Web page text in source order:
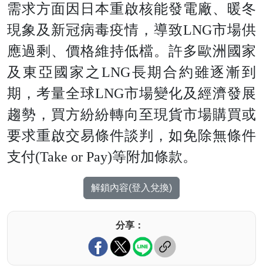
需求方面因日本重啟核能發電廠、暖冬
現象及新冠病毒疫情，導致LNG市場供
應過剩、價格維持低檔。許多歐洲國家
及東亞國家 之 LNG長期合約雖逐漸到
期，考量全球LNG市場變化及經濟發展
趨勢，買方紛紛轉向至現貨市場購買或
要求重啟交易條件談判，如免除無條件
支付(Take or Pay)等附加條款。
解鎖內容(登入兌換)
分享：